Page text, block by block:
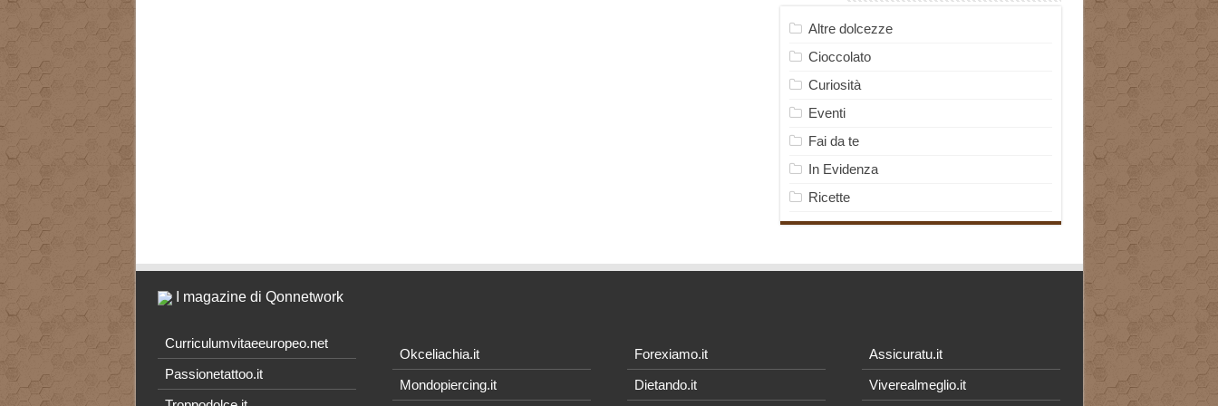
Altre dolcezze
Cioccolato
Curiosità
Eventi
Fai da te
In Evidenza
Ricette
I magazine di Qonnetwork
Curriculumvitaeeuropeo.net
Passionetattoo.it
Okceliachia.it
Mondopiercing.it
Forexiamo.it
Dietando.it
Assicuratu.it
Viverealmeglio.it